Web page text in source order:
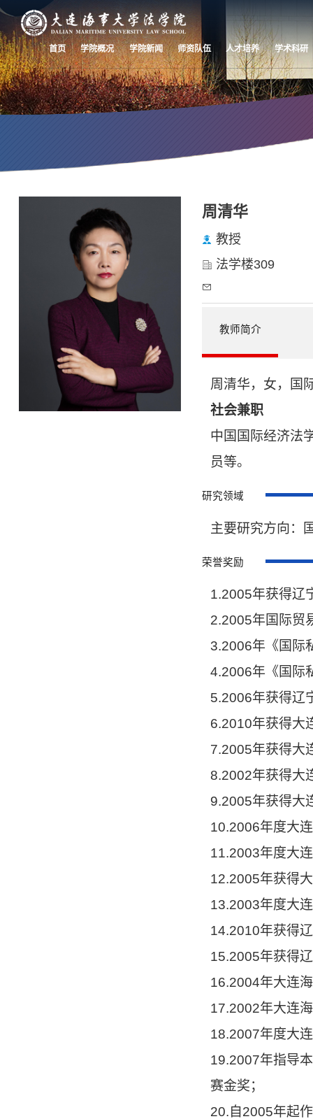
首页 学院概况 学院新闻 师资队伍 人才培养 学术科研
周清华
教授
法学楼309
教师简介
周清华，女，国
社会兼职
中国国际经济法
员等。
研究领域
主要研究方向：
荣誉奖励
1.2005年获得辽
2.2005年国际贸
3.2006年《国际
4.2006年《国际
5.2006年获得辽
6.2010年获得大
7.2005年获得大
8.2002年获得大
9.2005年获得大
10.2006年度大
11.2003年度大
12.2005年获得
13.2003年度大
14.2010年获得
15.2005年获得
16.2004年大连
17.2002年大连
18.2007年度大
19.2007年指导
赛金奖；
20.自2005年起